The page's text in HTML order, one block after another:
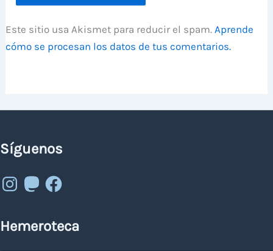
Este sitio usa Akismet para reducir el spam.Aprende
cómo se procesan los datos de tus comentarios.
Síguenos
Instagram
MastodonFacebook
Hemeroteca